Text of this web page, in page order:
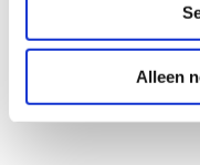
Alleen
Wat is het
firewalls?